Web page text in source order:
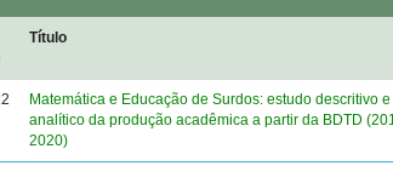
Título
Matemática e Educação de Surdos: estudo descritivo e
analítico da produção acadêmica a partir da BDTD
2020)